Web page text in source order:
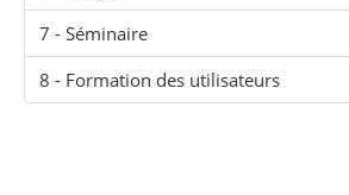
7 - Séminaire
8 - Formation des utilisateurs